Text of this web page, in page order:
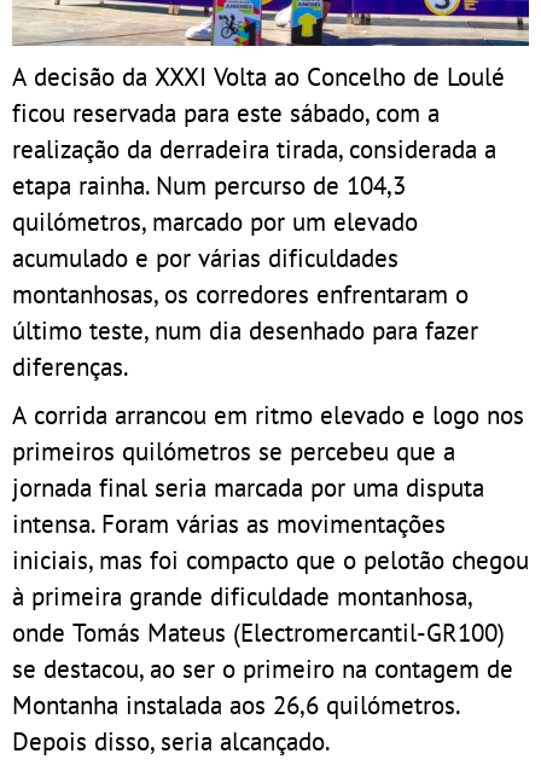
A decisão da XXXI Volta ao Concelho de Loulé
ficou reservada para este sábado, com a
realização da derradeira tirada, considerada a
etapa rainha. Num percurso de 104,3
quilómetros, marcado por um elevado
acumulado e por várias dificuldades
montanhosas, os corredores enfrentaram o
último teste, num dia desenhado para fazer
diferenças.
A corrida arrancou em ritmo elevado e logo nos
primeiros quilómetros se percebeu que a
jornada final seria marcada por uma disputa
intensa. Foram várias as movimentações
iniciais, mas foi compacto que o pelotão chegou
à primeira grande dificuldade montanhosa,
onde Tomás Mateus (Electromercantil-GR100)
se destacou, ao ser o primeiro na contagem de
Montanha instalada aos 26,6 quilómetros.
Depois disso, seria alcançado.